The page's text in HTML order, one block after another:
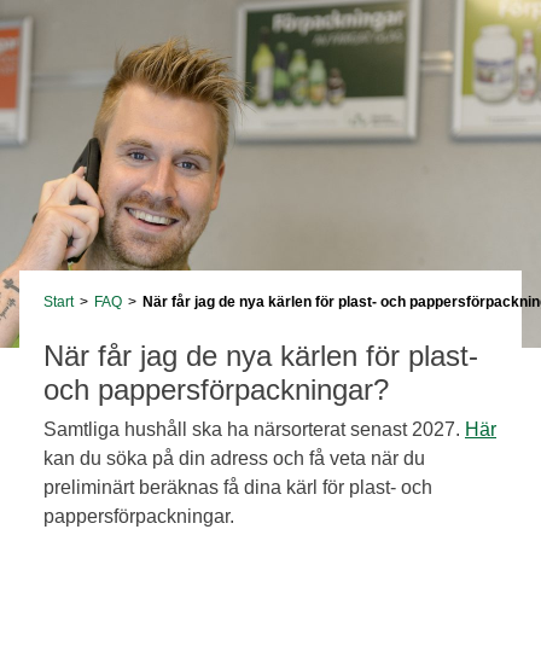
Start > FAQ > När får jag de nya kärlen för plast- och
När får jag de nya kärlen för plast-
och pappersförpackningar?
Samtliga hushåll ska ha närsorterat senast 2027. Här
kan du söka på din adress och få veta när du
preliminärt beräknas få dina kärl för plast- och
pappersförpackningar.